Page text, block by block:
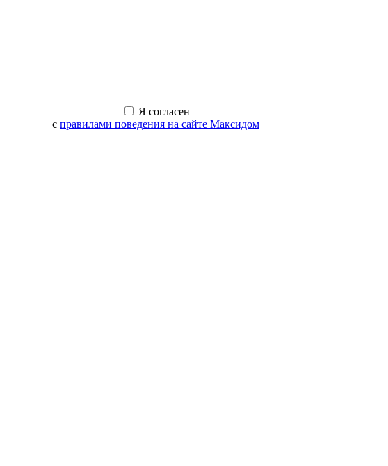
Я согласен
с правилами поведения на сайте Максидом